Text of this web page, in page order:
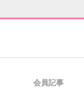
会員記事